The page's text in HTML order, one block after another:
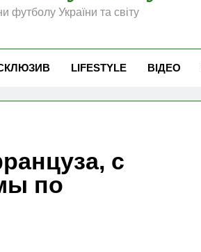
футболу України та світу
LIFESTYLE ВІДЕО
с
по